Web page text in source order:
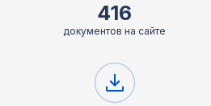
416
документов на сайте